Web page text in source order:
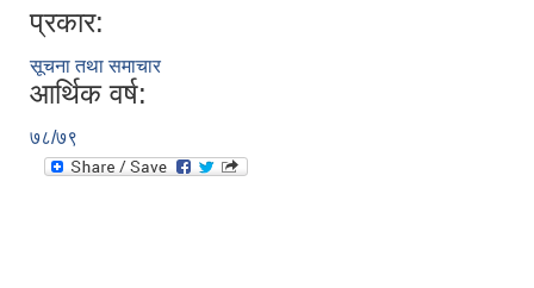
प्रकार:
सूचना तथा समाचार
आर्थिक वर्ष:
७८/७९